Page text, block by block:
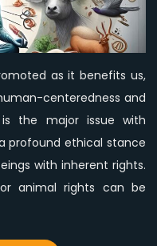
Worldview
and
for
Animal
Rights
as it benefits us,
centeredness and
the major issue with
profound ethical stance
with inherent rights.
animal rights can be